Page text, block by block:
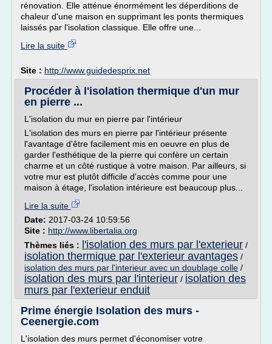
rénovation. Elle atténue énormément les déperditions de
chaleur d'une maison en supprimant les ponts thermiques
laissés par l'isolation classique. Elle offre une...
Lire la suite
Site : http://www.guidedesprix.net
Procéder à l'isolation thermique d'un mur
en pierre ...
L'isolation du mur en pierre par l'intérieur
L'isolation des murs en pierre par l'intérieur présente
l'avantage d'être facilement mis en oeuvre en plus de
garder l'esthétique de la pierre qui confère un certain
charme et un côté rustique à votre maison. Par ailleurs, si
votre mur est plutôt difficile d'accès comme pour une
maison à étage, l'isolation intérieure est beaucoup plus...
Lire la suite
Date: 2017-03-24 10:59:56
Site : http://www.libertalia.org
Thèmes liés :
l'isolation des murs par l'exterieur /
isolation thermique par l'exterieur avantages /
isolation des murs par l'interieur avec un doublage colle /
isolation des murs par l'interieur / isolation des
murs par l'exterieur enduit
Prime énergie Isolation des murs -
Ceenergie.com
L'isolation des murs permet d'économiser votre